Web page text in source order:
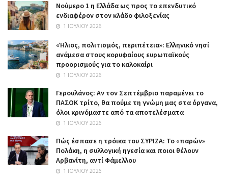
Nούμερο 1 η Ελλάδα ως προς το επενδυτικό
ενδιαφέρον στον κλάδο φιλοξενίας
1 ΙΟΥΛΊΟΥ 2026
«Ήλιος, πολιτισμός, περιπέτεια»: Ελληνικό νησί
ανάμεσα στους κορυφαίους ευρωπαϊκούς
προορισμούς για το καλοκαίρι
1 ΙΟΥΛΊΟΥ 2026
Γερουλάνος: Αν τον Σεπτέμβριο παραμένει το
ΠΑΣΟΚ τρίτο, θα πούμε τη γνώμη μας στα όργανα,
όλοι κρινόμαστε από τα αποτελέσματα
1 ΙΟΥΛΊΟΥ 2026
Πώς έσπασε η τρόικα του ΣΥΡΙΖΑ: Το «παρών»
Πολάκη, η συλλογική ηγεσία και ποιοι θέλουν
Αρβανίτη, αντί Φάμελλου
1 ΙΟΥΛΊΟΥ 2026